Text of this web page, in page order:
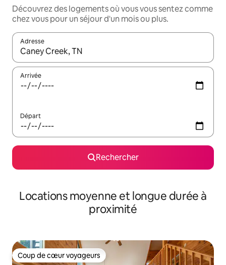
Découvrez des logements où vous vous sentez comme
chez vous pour un séjour d'un mois ou plus.
Adresse
Lorsque les résultats s'affichent, utilisez les flèches vers le
Arrivée
Départ
Rechercher
Locations moyenne et longue durée à
proximité
Coup de cœur voyageurs
Coup de cœur voyageurs